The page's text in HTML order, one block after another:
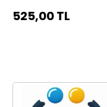
525,00 TL